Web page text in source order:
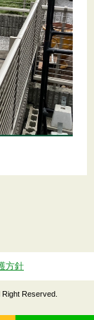
方針
Reserved.